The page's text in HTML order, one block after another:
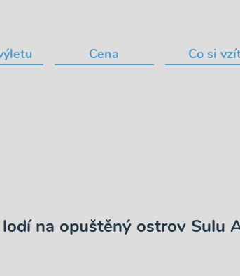
Cena Co si
lodí na opuštěný ostrov Sulu